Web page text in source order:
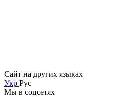
Сайт на других языках
Укр Рус
Мы в соцсетях